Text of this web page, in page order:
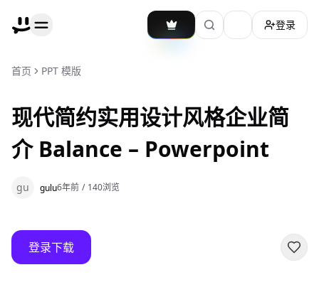
加载主题切换
登录
首页 PPT 模版
现代简约实用设计风格企业简
介 Balance – Powerpoint
gu gulu6年前 / 140浏览
登录下载